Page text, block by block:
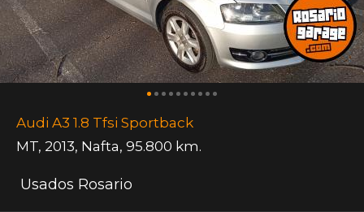
Audi A3 1.8 Tfsi Sportback
MT, 2013, Nafta, 95.800 km.
Usados Rosario